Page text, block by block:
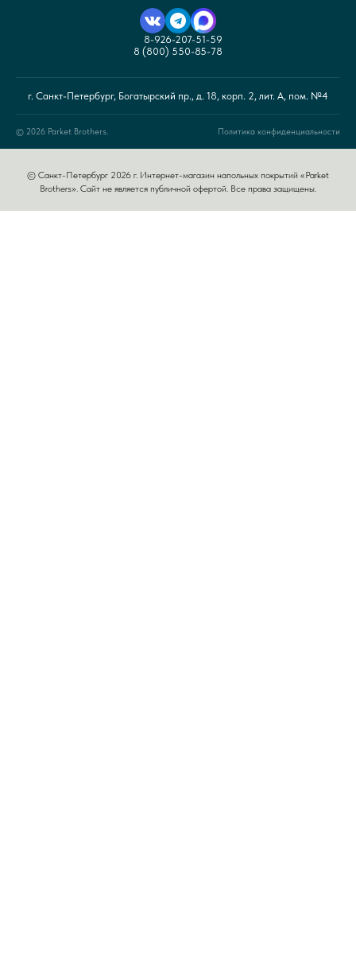
8-926-207-51-59
8 (800) 550-85-78
г. Санкт-Петербург, Богатырский пр., д. 18, корп. 2, лит. А, пом. №4
© 2026 Parket Brothers. Политика конфиденциальности
© Санкт-Петербург 2026 г. Интернет-магазин напольных покрытий «Parket
Brothers». Сайт не является публичной офертой. Все права защищены.